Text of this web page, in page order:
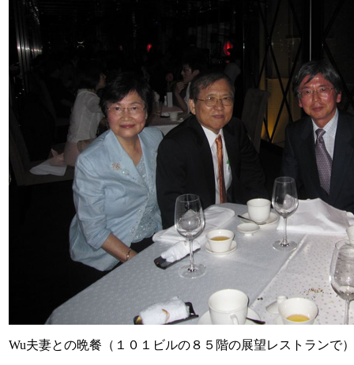
Wu夫妻との晩餐（１０１ビルの８５階の展望レストランで）